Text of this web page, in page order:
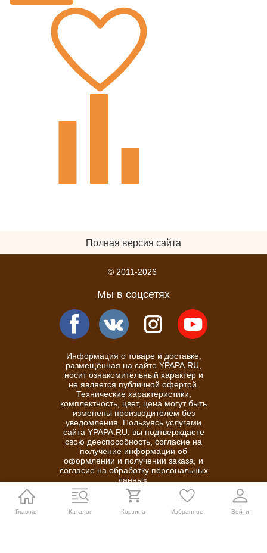
Полная версия сайта
© 2011-2026
Мы в соцсетях
Информация о товаре и доставке,
размещённая на сайте YPAPA.RU,
носит ознакомительный характер и
не является публичной офертой.
Технические характеристики,
комплектность, цвет, цена могут быть
изменены производителем без
уведомления. Пользуясь услугами
сайта YPAPA.RU, вы подтверждаете
свою дееспособность, согласие на
получение информации об
оформлении и получении заказа, и
согласие на обработку персональных
данных.
Политика конфиденциальности
Главная Каталог Корзина Избранное Войти